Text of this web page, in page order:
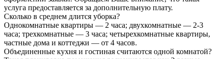
услуга предоставляется за дополнительную плату.
Сколько в среднем длится уборка?
Однокомнатные квартиры — 2 часа; двухкомнатные — 2-3
часа; трехкомнатные — 3 часа; четырехкомнатные квартиры,
частные дома и коттеджи — от 4 часов.
Объединенные кухня и гостиная считаются одной комнатой?